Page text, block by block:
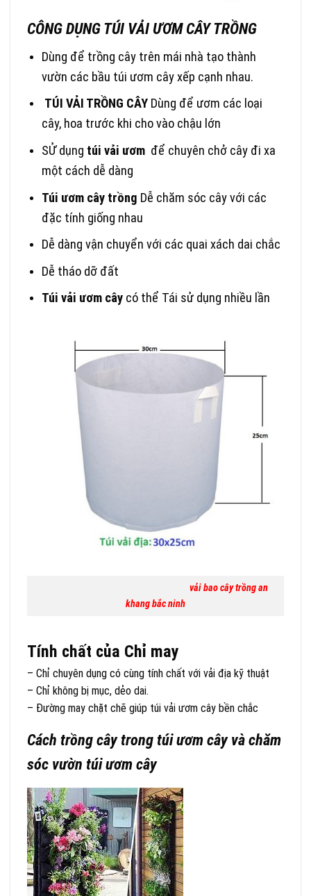
CÔNG DỤNG TÚI VẢI ƯƠM CÂY TRỒNG
Dùng để trồng cây trên mái nhà tạo thành
vườn các bầu túi ươm cây xếp cạnh nhau.
TÚI VẢI TRỒNG CÂYDùng để ươm các loại
cây, hoa trước khi cho vào chậu lớn
SỬ dụng túi vải ươm để chuyên chở cây đi xa
một cách dễ dàng
Túi ươm cây trồng Dễ chăm sóc cây với các
đặc tính giống nhau
Dễ dàng vận chuyển với các quai xách dai chắc
Dễ tháo dỡ đất
Túi vải ươm câycó thể Tái sử dụng nhiều lần
vải bao cây trồng an
khang bắc ninh
Tính chất của Chỉ may
– Chỉ chuyên dụng có cùng tính chất với vải địa kỹ thuật
– Chỉ không bị mục, dẻo dai.
– Đường may chặt chẽ giúp túi vải ươm cây bền chắc
Cách trồng cây trong túi ươm cây và chăm
sóc vườn túi ươm cây